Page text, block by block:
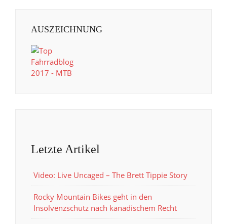
AUSZEICHNUNG
Letzte Artikel
Video: Live Uncaged – The Brett Tippie Story
Rocky Mountain Bikes geht in den
Insolvenzschutz nach kanadischem Recht